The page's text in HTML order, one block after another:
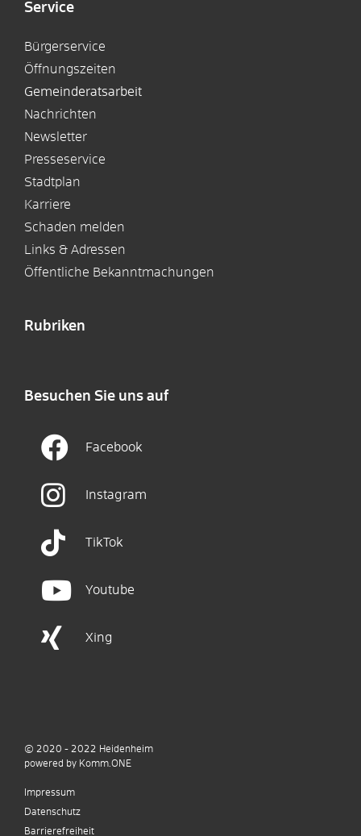
Service
Bürgerservice
Öffnungszeiten
Gemeinderatsarbeit
Nachrichten
Newsletter
Presseservice
Stadtplan
Karriere
Schaden melden
Links & Adressen
Öffentliche Bekanntmachungen
Rubriken
Besuchen Sie uns auf
Facebook
Instagram
TikTok
Youtube
Xing
© 2020 - 2022 Heidenheim
powered by Komm.ONE
Impressum
Datenschutz
Barrierefreiheit